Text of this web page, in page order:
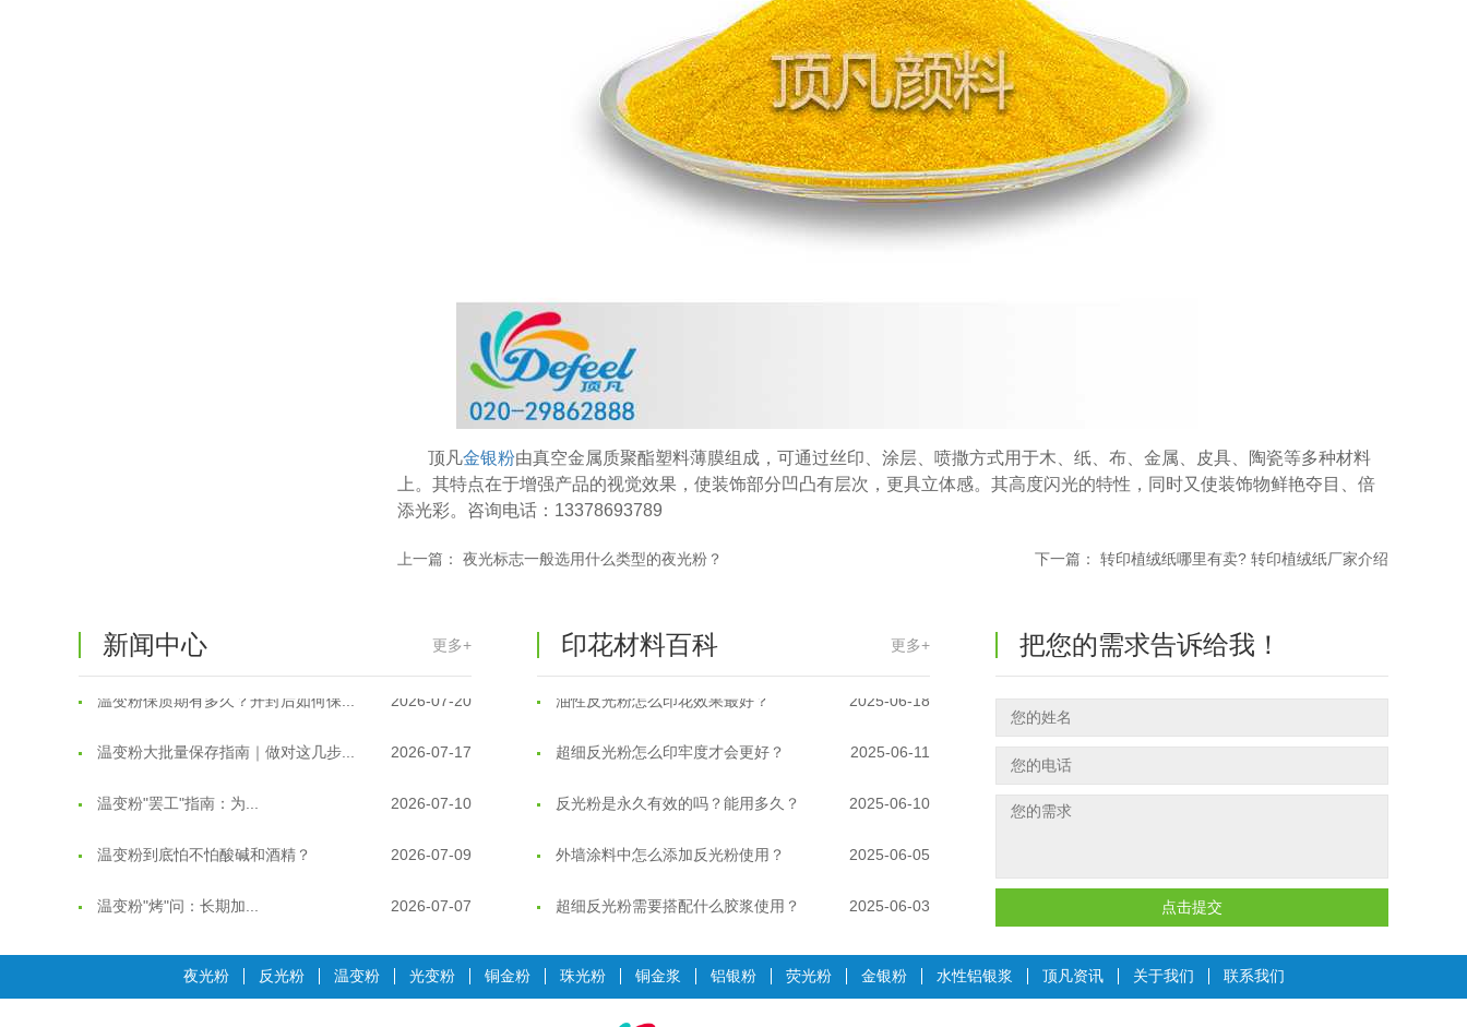
顶凡金银粉由真空金属质聚酯塑料薄膜组成，可通过丝印、涂层、喷撒方式用于木、纸、布、金属、皮具、陶瓷等多种材料
上。其特点在于增强产品的视觉效果，使装饰部分凹凸有层次，更具立体感。其高度闪光的特性，同时又使装饰物鲜艳夺目、倍
添光彩。咨询电话：13378693789
上一篇：夜光标志一般选用什么类型的夜光粉？ 下一篇： 转印植绒纸哪里有卖? 转印植绒纸厂家介绍
新闻中心 更多+
温变粉注塑后表面翻车？粗糙、颗粒...
温变粉保质期有多久？开封后如何保... 2026-07-20
夜间安全卫士：丝印反光粉搭配全攻... 2026-01-20
印花材料百科 更多+
印花温变粉最适合用在什么行业上呢...
油性反光粉怎么印花效果最好？ 2025-06-18
反光粉可以混合其他颜料一起使用吗... 2025-05-23
把您的需求告诉给我！
点击提交
夜光粉 反光粉 温变粉 光变粉 铜金粉 珠光粉 铜金浆 铝银粉 荧光粉 金银粉 水性铝银浆 顶凡资讯 关于我们 联系我们